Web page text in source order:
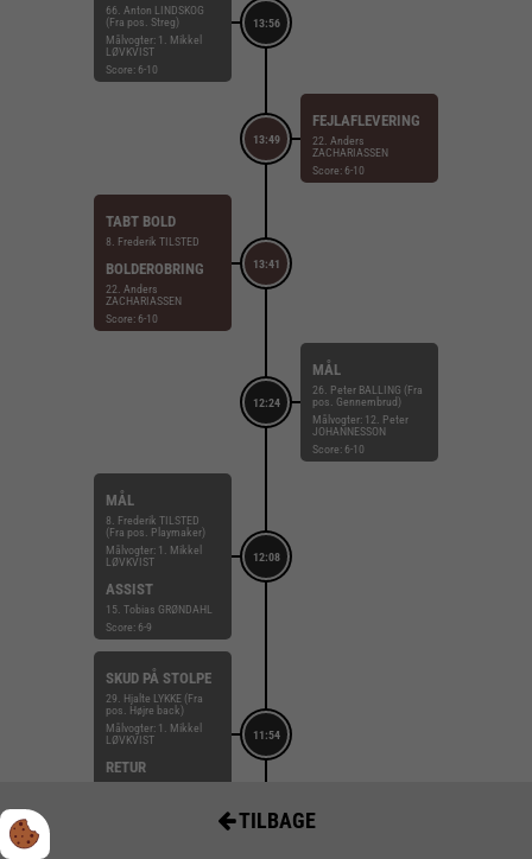
13:56
66. Anton LINDSKOG
(Fra pos. Streg)
Målvogter: 1. Mikkel
LØVKVIST
Score: 6-10
13:49
FEJLAFLEVERING
22. Anders
ZACHARIASSEN
Score: 6-10
13:41
TABT BOLD
8. Frederik TILSTED
BOLDEROBRING
22. Anders
ZACHARIASSEN
Score: 6-10
12:24
MÅL
26. Peter BALLING (Fra
pos. Gennembrud)
Målvogter: 12. Peter
JOHANNESSON
Score: 6-10
12:08
MÅL
8. Frederik TILSTED
(Fra pos. Playmaker)
Målvogter: 1. Mikkel
LØVKVIST
ASSIST
15. Tobias GRØNDAHL
Score: 6-9
11:54
SKUD PÅ STOLPE
29. Hjalte LYKKE (Fra
pos. Højre back)
Målvogter: 1. Mikkel
LØVKVIST
RETUR
TILBAGE